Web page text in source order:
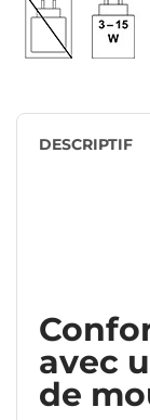
DESCRIPTIF
avec
de